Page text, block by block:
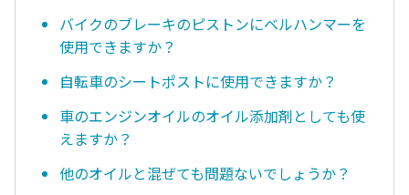
バイクのブレーキのピストンにベルハンマーを
使用できますか？
自転車のシートポストに使用できますか？
車のエンジンオイルのオイル添加剤としても使
えますか？
他のオイルと混ぜても問題ないでしょうか？